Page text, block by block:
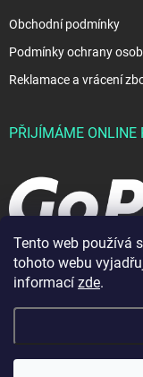
Tento web používá
tohoto webu
informací zde.
Obchodní podmínky
Podmínky ochrany
Reklamace a vrácení
PŘIJÍMÁME ONLINE